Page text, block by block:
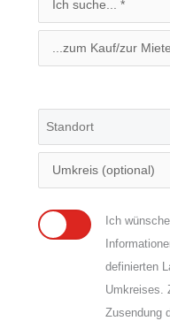
Ich
definierten
Umkreises.
Zusendung